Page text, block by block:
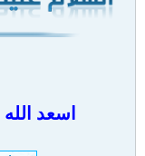
اسعد